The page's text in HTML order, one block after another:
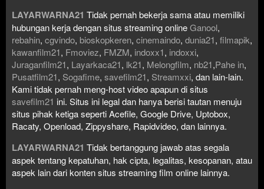
LAYARWARNA21 Tidak pernah bekerja sama atau memiliki
hubungan kerja dengan situs streaming onlineGanool,
rebahin, cgvindo, bioskopkeren, cinemaindo, dunia21, filmapik,
kawanfilm21, Fmoviez, FMZM, indoxx1, indoxxi,
Juraganfilm21, Layarkaca21, lk21, Melongfilm, nb21,Pahe in,
Pusatfilm21, Sogafime, savefilm21, Streamxxi, dan lain-lain.
Kami tidak pernah meng-host video apapun di situs
savefilm21 ini. Situs ini legal dan hanya berisi tautan menuju
situs pihak ketiga seperti Acefile, Google Drive, Uptobox,
Racaty, Openload, Zippyshare, Rapidvideo, dan lainnya.
LAYARWARNA21 Tidak bertanggung jawab atas segala
aspek tentang kepatuhan, hak cipta, legalitas, kesopanan, atau
aspek lain dari konten situs streaming film online lainnya.